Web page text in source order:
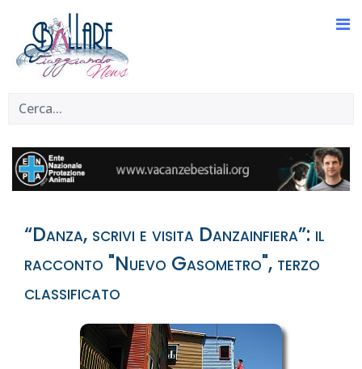
“Danza, scrivi e visita Danzainfiera”: il
racconto "Nuevo Gasometro", terzo
classificato